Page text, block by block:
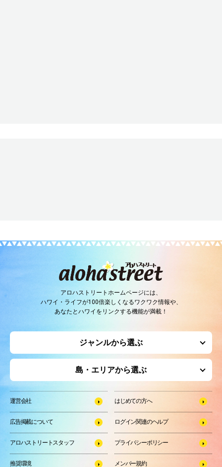
アロハストリートホームページには、
ハワイ・ライフが100倍楽しくなるワクワク情報や、
あなたとハワイをリンクする機能が満載！
ジャンルから選ぶ
島・エリアから選ぶ
運営会社 はじめての方へ
広告掲載について ログイン関連のヘルプ
アロハストリートスタッフ プライバシーポリシー
推奨環境 メンバー規約